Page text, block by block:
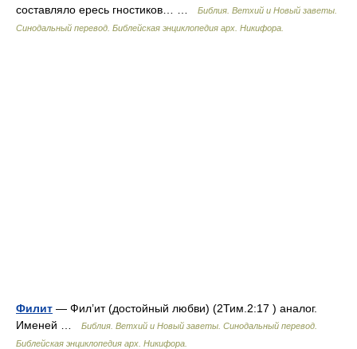
составляло ересь гностиков… …
Библия. Ветхий и Новый заветы.
Синодальный перевод. Библейская энциклопедия арх. Никифора.
Филит — Фил’ит (достойный любви) (2Тим.2:17 ) аналог.
Именей …
Библия. Ветхий и Новый заветы. Синодальный перевод.
Библейская энциклопедия арх. Никифора.